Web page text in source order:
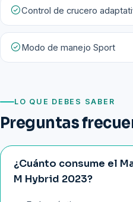
Control de crucero
Modo de manejo Sport
LO QUE DEBES SABER
Preguntas
¿Cuánto consume el
M Hybrid 2023?